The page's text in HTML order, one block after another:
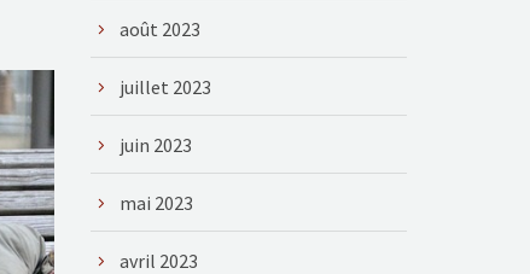
août 2023
juillet 2023
juin 2023
mai 2023
avril 2023